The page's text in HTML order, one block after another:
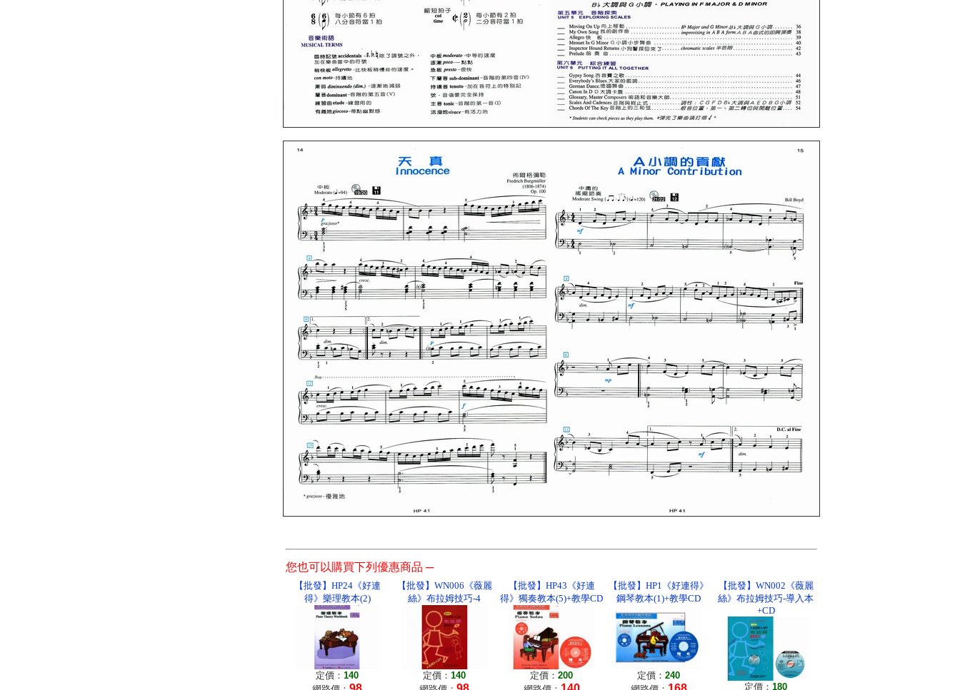
您也可以購買下列優惠商品 ─
【批發】HP24《好連
得》樂理教本(2)
定價： 140
【批發】WN006《薇麗
絲》布拉姆技巧-4
定價： 140
【批發】HP43《好連
得》獨奏教本(5)+教學CD
定價： 200
【批發】HP1《好連得》
鋼琴教本(1)+教學CD
定價： 240
【批發】WN002《薇麗
絲》布拉姆技巧-導入本
+CD
定價： 180